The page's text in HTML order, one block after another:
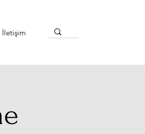
İletişim